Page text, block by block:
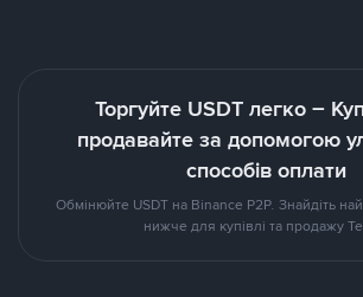
Торгуйте USDT легко –
продавайте за допомогою
способів оплати
Обмінюйте USDT на Binance P2P. Знайдіть
нижче для купівлі та продажу